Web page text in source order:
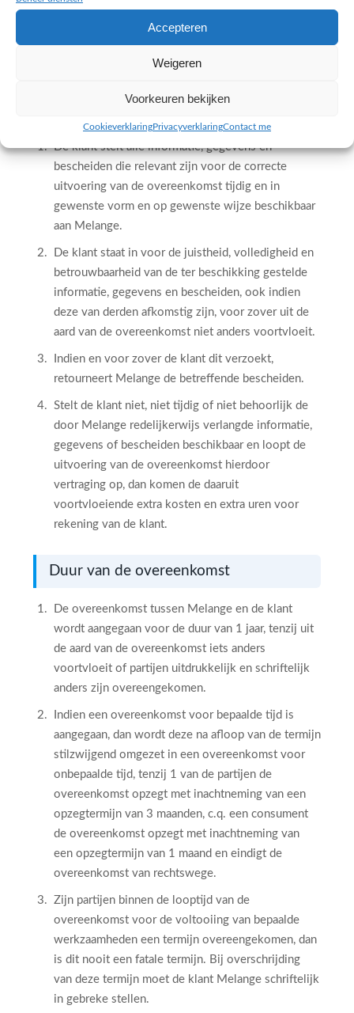
Accepteren
Weigeren
Voorkeuren bekijken
CookieverklaringPrivacyverklaringContact me
geheel of gedeeltelijk niet (meer) functioneren van
een website door verkeerde toepassing van de
geboden tips, biedt geen grondslag voor
Informatieverstrekking door de klant
De klant stelt alle informatie, gegevens en
bescheiden die relevant zijn voor de correcte
uitvoering van de overeenkomst tijdig en in
gewenste vorm en op gewenste wijze beschikbaar
aan Melange.
De klant staat in voor de juistheid, volledigheid en
betrouwbaarheid van de ter beschikking gestelde
informatie, gegevens en bescheiden, ook indien
deze van derden afkomstig zijn, voor zover uit de
aard van de overeenkomst niet anders voortvloeit.
Indien en voor zover de klant dit verzoekt,
retourneert Melange de betreffende bescheiden.
Stelt de klant niet, niet tijdig of niet behoorlijk de
door Melange redelijkerwijs verlangde informatie,
gegevens of bescheiden beschikbaar en loopt de
uitvoering van de overeenkomst hierdoor
vertraging op, dan komen de daaruit
voortvloeiende extra kosten en extra uren voor
rekening van de klant.
Duur van de overeenkomst
De overeenkomst tussen Melange en de klant
wordt aangegaan voor de duur van 1 jaar, tenzij uit
de aard van de overeenkomst iets anders
voortvloeit of partijen uitdrukkelijk en schriftelijk
anders zijn overeengekomen.
Indien een overeenkomst voor bepaalde tijd is
aangegaan, dan wordt deze na afloop van de termijn
stilzwijgend omgezet in een overeenkomst voor
onbepaalde tijd, tenzij 1 van de partijen de
overeenkomst opzegt met inachtneming van een
opzegtermijn van 3 maanden, c.q. een consument
de overeenkomst opzegt met inachtneming van
een opzegtermijn van 1 maand en eindigt de
overeenkomst van rechtswege.
Zijn partijen binnen de looptijd van de
overeenkomst voor de voltooiing van bepaalde
werkzaamheden een termijn overeengekomen, dan
is dit nooit een fatale termijn. Bij overschrijding
van deze termijn moet de klant Melange schriftelijk
in gebreke stellen.